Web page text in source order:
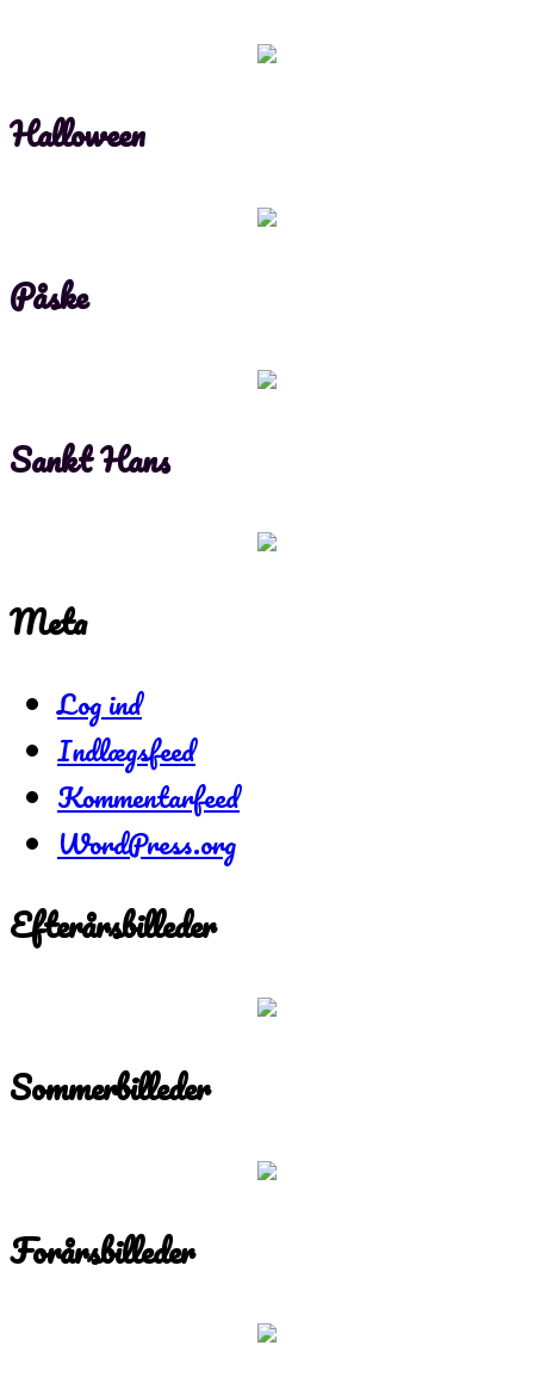
Halloween
Påske
Sankt Hans
Meta
Log ind
Indlægsfeed
Kommentarfeed
WordPress.org
Efterårsbilleder
Sommerbilleder
Forårsbilleder